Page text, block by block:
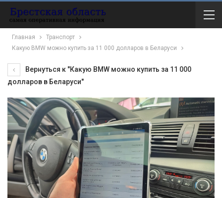
Главная
Транспорт
Какую BMW можно купить за 11 000 долларов в Беларуси
Вернуться к "Какую BMW можно купить за 11 000
долларов в Беларуси"